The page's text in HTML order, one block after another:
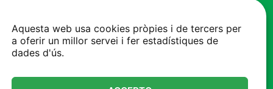
Aquesta web usa cookies pròpies i de tercers per
a oferir un millor servei i fer estadístiques de
dades d'ús.
CONTACTE